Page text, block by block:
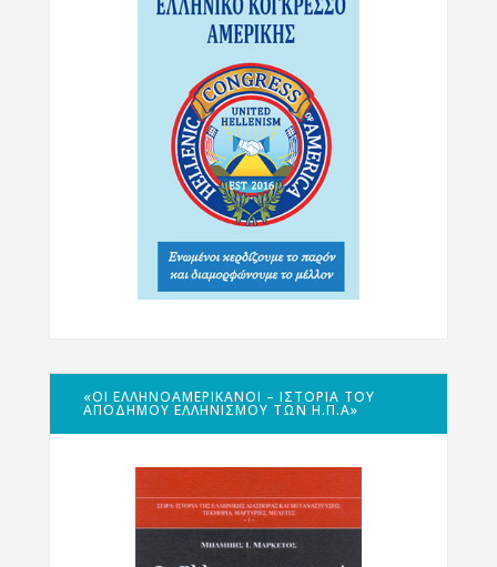
«ΟΙ ΕΛΛΗΝΟΑΜΕΡΙΚΑΝΟΊ – ΙΣΤΟΡΊΑ ΤΟΥ
ΑΠΌΔΗΜΟΥ ΕΛΛΗΝΙΣΜΟΎ ΤΩΝ Η.Π.Α»